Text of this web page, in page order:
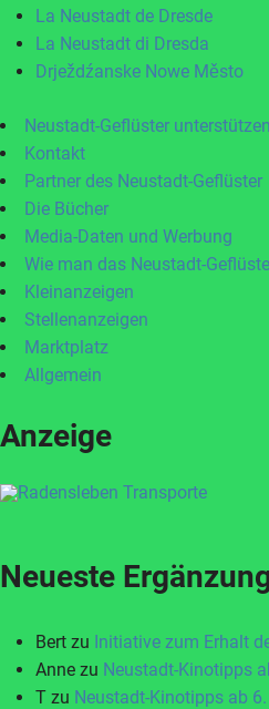
La Neustadt de Dresde
La Neustadt di Dresda
Drježdźanske Nowe Město
Neustadt-Geflüster unterstützen
Kontakt
Partner des Neustadt-Geflüster
Die Bücher
Media-Daten und Werbung
Wie man das Neustadt-
Kleinanzeigen
Stellenanzeigen
Marktplatz
Allgemein
Anzeige
Neueste
Bert zu Initiative zum Erhalt
Anne zu Neustadt-Kinotipps
T zu Neustadt-Kinotipps ab